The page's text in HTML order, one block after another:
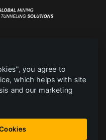
s.r.o.
|www.polar.cz
systému společnosti
financován Evropskou unií.
0.0/22_001/0002783 FERRIT je
you agree to
which helps with site
and our marketing